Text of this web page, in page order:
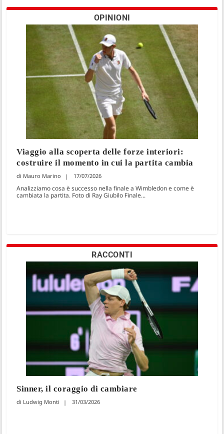
OPINIONI
Viaggio alla scoperta delle forze interiori:
costruire il momento in cui la partita cambia
Mauro Marino 17/07/2026
Analizziamo cosa è successo nella finale a Wimbledon e come è
cambiata la partita. Foto di Ray Giubilo Finale...
RACCONTI
Sinner, il coraggio di cambiare
Ludwig Monti 31/03/2026